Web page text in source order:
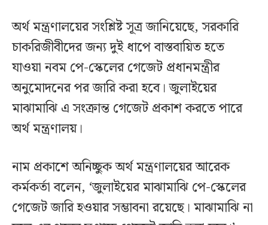
অর্থ মন্ত্রণালয়ের সংশ্লিষ্ট সূত্র জানিয়েছে, সরকারি
চাকরিজীবীদের জন্য দুই ধাপে বাস্তবায়িত হতে
যাওয়া নবম পে-স্কেলের গেজেট প্রধানমন্ত্রীর
অনুমোদনের পর জারি করা হবে। জুলাইয়ের
মাঝামাঝি এ সংক্রান্ত গেজেট প্রকাশ করতে পারে
অর্থ মন্ত্রণালয়।
নাম প্রকাশে অনিচ্ছুক অর্থ মন্ত্রণালয়ের আরেক
কর্মকর্তা বলেন, ‘জুলাইয়ের মাঝামাঝি পে-স্কেলের
গেজেট জারি হওয়ার সম্ভাবনা রয়েছে। মাঝামাঝি না